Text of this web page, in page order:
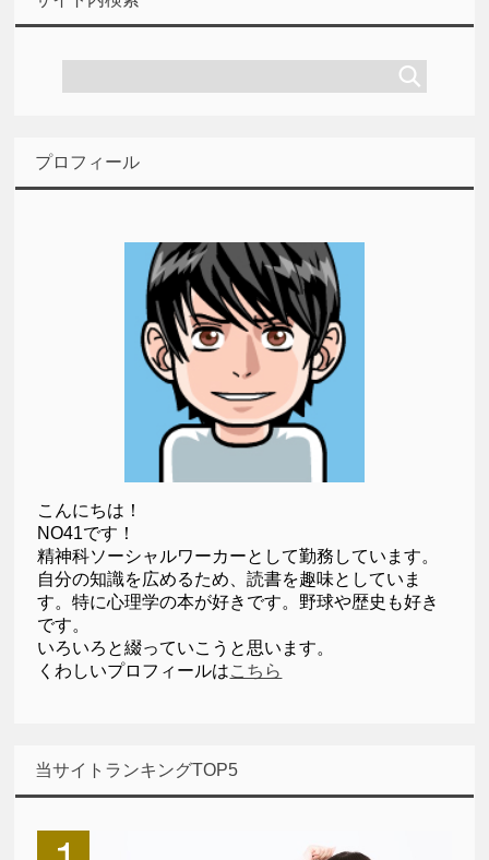
プロフィール
こんにちは！
NO41です！
精神科ソーシャルワーカーとして勤務しています。
自分の知識を広めるため、読書を趣味としていま
す。特に心理学の本が好きです。野球や歴史も好き
です。
いろいろと綴っていこうと思います。
くわしいプロフィールはこちら
当サイトランキングTOP5